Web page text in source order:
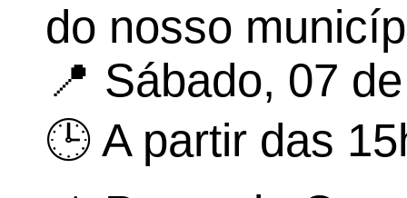
do nosso
📍 Sábado, 07
🕒 A partir das